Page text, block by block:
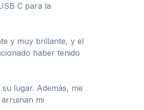
C para la
y muy brillante, y el
haber tenido
lugar. Además, me
mi